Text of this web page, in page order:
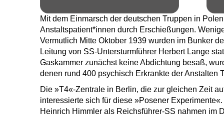
Mit dem Einmarsch der deutschen Truppen in
Anstaltspatient*innen durch Erschießungen.
Vermutlich Mitte Oktober 1939 wurden im Bunker
Leitung von SS-Untersturmführer Herbert Lange
Gaskammer zunächst keine Abdichtung besaß,
denen rund 400 psychisch Erkrankte der Anstalten
Die »T4«-Zentrale in Berlin, die zur gleichen Zeit
interessierte sich für diese »Posener
Heinrich Himmler als Reichsführer-SS nahmen im